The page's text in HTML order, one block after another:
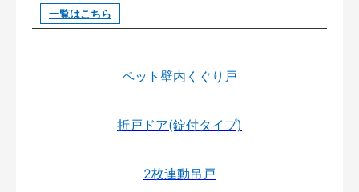
一覧はこちら
ペット壁内くぐり戸
折戸ドア(錠付タイプ)
2枚連動吊戸